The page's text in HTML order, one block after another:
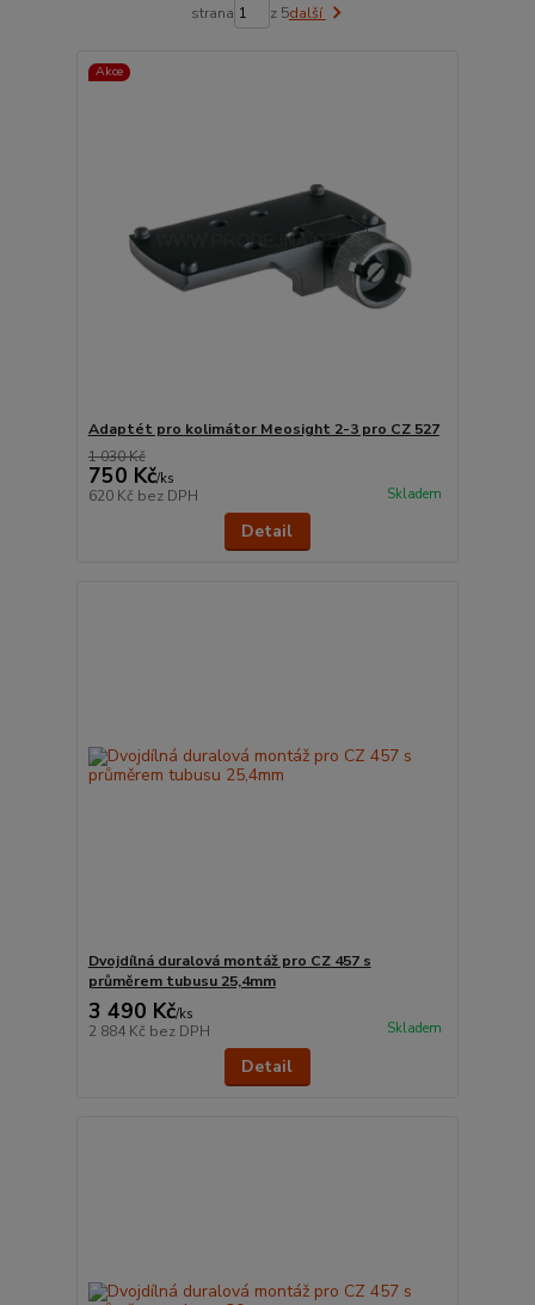
strana z 5další
Akce
Adaptét pro kolimátor Meosight 2-3 pro CZ 527
1 030 Kč
750 Kč/ks
620 Kč bez DPH Skladem
Detail
Dvojdílná duralová montáž pro CZ 457 s
průměrem tubusu 25,4mm
3 490 Kč/ks
2 884 Kč bez DPH Skladem
Detail